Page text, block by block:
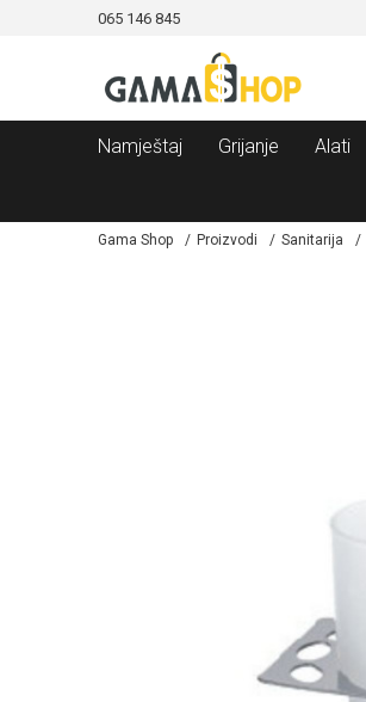
065 146 845
Namještaj Grijanje Alati
Gama Shop Proizvodi Sanitarija